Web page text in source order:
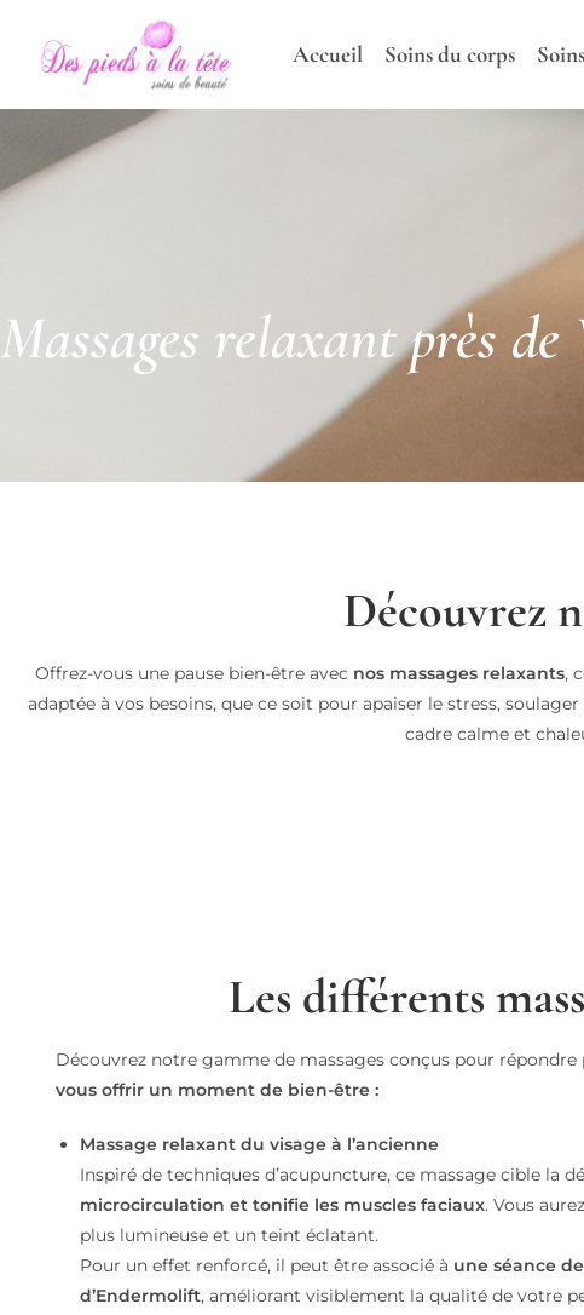
Accueil Soins du corps
Massages relaxant près
Découvrez
Offrez-vous une pause bien-être avec nos massages relaxants,
adaptée à vos besoins, que ce soit pour apaiser le stress,
cadre calme et
Les différents
Découvrez notre gamme de massages conçus pour répondre
vous offrir un moment de bien-être :
Massage relaxant du visage à l’ancienne
Inspiré de techniques d’acupuncture, ce massage cible la
microcirculation et tonifie les muscles faciaux. Vous
plus lumineuse et un teint éclatant.
Pour un effet renforcé, il peut être associé à une séance
d’Endermolift, améliorant visiblement la qualité de votre